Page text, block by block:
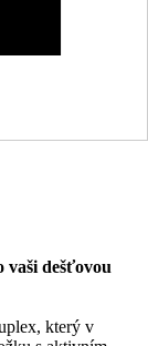
dešťovou
který v